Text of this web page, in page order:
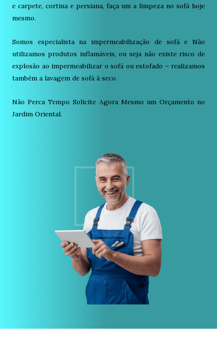
e carpete, cortina e persiana, faça um a limpeza no sofá hoje
mesmo.
Somos especialista na impermeabilização de sofá e Não
utilizamos produtos inflamáveis, ou seja não existe risco de
explosão ao impermeabilizar o sofá ou estofado – realizamos
também a lavagem de sofá à seco.
Não Perca Tempo Solicite Agora Mesmo um Orçamento no
Jardim Oriental.